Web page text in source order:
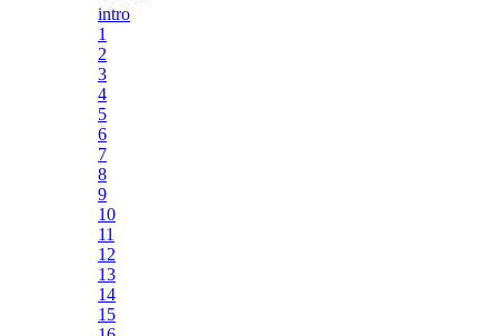
intro
1
2
3
4
5
6
7
8
9
10
11
12
13
14
15